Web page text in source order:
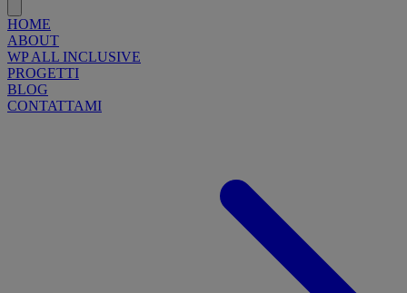
HOME
ABOUT
WP ALL INCLUSIVE
PROGETTI
BLOG
CONTATTAMI